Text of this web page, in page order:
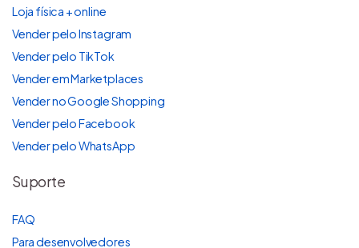
Loja física + online
Vender pelo Instagram
Vender pelo TikTok
Vender em Marketplaces
Vender no Google Shopping
Vender pelo Facebook
Vender pelo WhatsApp
Suporte
FAQ
Para desenvolvedores